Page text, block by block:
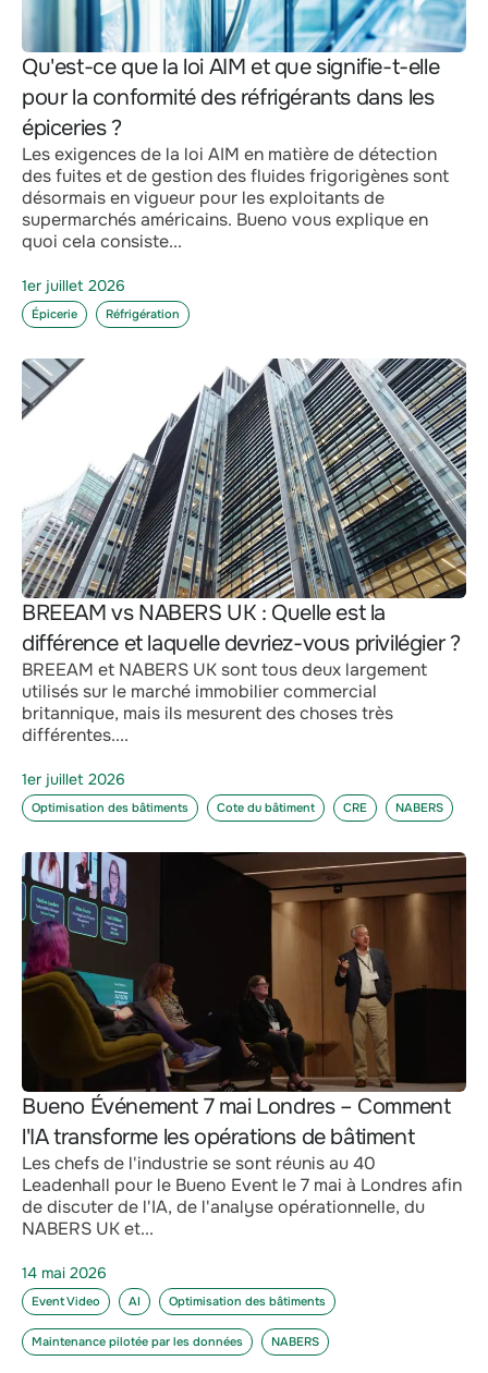
Qu'est-ce que la loi AIM et que signifie-t-elle
pour la conformité des réfrigérants dans les
épiceries ?
Les exigences de la loi AIM en matière de détection
des fuites et de gestion des fluides frigorigènes sont
désormais en vigueur pour les exploitants de
supermarchés américains. Bueno vous explique en
quoi cela consiste...
1er juillet 2026
Épicerie Réfrigération
BREEAM vs NABERS UK : Quelle est la
différence et laquelle devriez-vous privilégier ?
BREEAM et NABERS UK sont tous deux largement
utilisés sur le marché immobilier commercial
britannique, mais ils mesurent des choses très
différentes....
1er juillet 2026
Optimisation des bâtiments Cote du bâtiment CRE NABERS
Bueno Événement 7 mai Londres – Comment
l'IA transforme les opérations de bâtiment
Les chefs de l'industrie se sont réunis au 40
Leadenhall pour le Bueno Event le 7 mai à Londres afin
de discuter de l'IA, de l'analyse opérationnelle, du
NABERS UK et...
14 mai 2026
Event Video AI Optimisation des bâtiments
Maintenance pilotée par les données NABERS